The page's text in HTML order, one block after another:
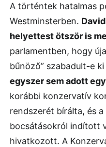
A történtek hatalmas
Westminsterben.
helyettest ötször is
parlamentben, hogy
bűnöző” szabadult-e
egyszer sem adott
korábbi konzervatív
rendszerét bírálta, és
bocsátásokról indított
hivatkozott. A